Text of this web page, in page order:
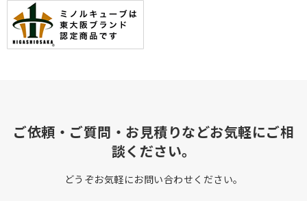
ご依頼・ご質問・お見積りなどお気軽にご相
談ください。
どうぞお気軽にお問い合わせください。